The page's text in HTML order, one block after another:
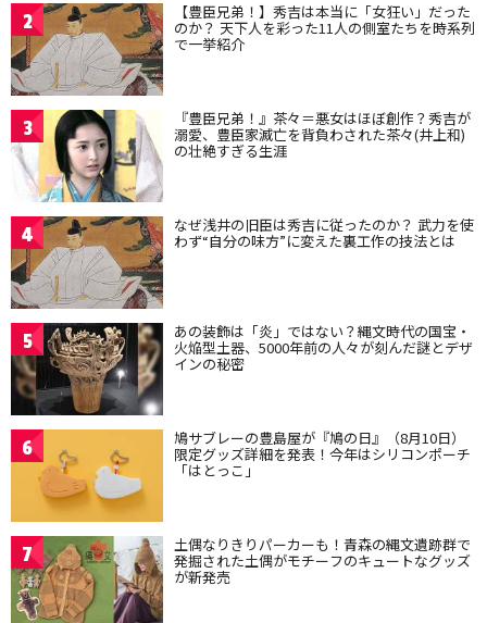
2 【豊臣兄弟！】秀吉は本当に「女狂い」だった
のか？ 天下人を彩った11人の側室たちを時系列
で一挙紹介
3 『豊臣兄弟！』茶々＝悪女はほぼ創作？秀吉が
溺愛、豊臣家滅亡を背負わされた茶々(井上和)
の壮絶すぎる生涯
4 なぜ浅井の旧臣は秀吉に従ったのか？ 武力を使
わず“自分の味方”に変えた裏工作の技法とは
5 あの装飾は「炎」ではない？縄文時代の国宝・
火焔型土器、5000年前の人々が刻んだ謎とデザ
インの秘密
6 鳩サブレーの豊島屋が『鳩の日』（8月10日）
限定グッズ詳細を発表！今年はシリコンポーチ
「はとっこ」
7 土偶なりきりパーカーも！青森の縄文遺跡群で
発掘された土偶がモチーフのキュートなグッズ
が新発売